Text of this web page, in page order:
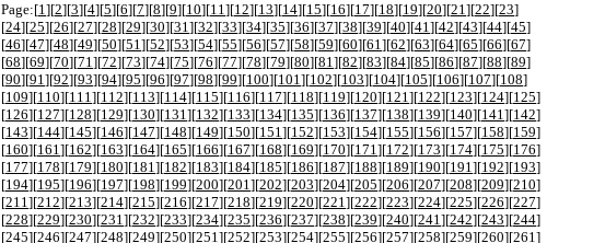
Page:[1][2][3][4][5][6][7][8][9][10][11][12][13][14][15][16][17][18][19][20][21][22][23]
[24][25][26][27][28][29][30][31][32][33][34][35][36][37][38][39][40][41][42][43][44][45]
[46][47][48][49][50][51][52][53][54][55][56][57][58][59][60][61][62][63][64][65][66][67]
[68][69][70][71][72][73][74][75][76][77][78][79][80][81][82][83][84][85][86][87][88][89]
[90][91][92][93][94][95][96][97][98][99][100][101][102][103][104][105][106][107][108]
[109][110][111][112][113][114][115][116][117][118][119][120][121][122][123][124][125]
[126][127][128][129][130][131][132][133][134][135][136][137][138][139][140][141][142]
[143][144][145][146][147][148][149][150][151][152][153][154][155][156][157][158][159]
[160][161][162][163][164][165][166][167][168][169][170][171][172][173][174][175][176]
[177][178][179][180][181][182][183][184][185][186][187][188][189][190][191][192][193]
[194][195][196][197][198][199][200][201][202][203][204][205][206][207][208][209][210]
[211][212][213][214][215][216][217][218][219][220][221][222][223][224][225][226][227]
[228][229][230][231][232][233][234][235][236][237][238][239][240][241][242][243][244]
[245][246][247][248][249][250][251][252][253][254][255][256][257][258][259][260][261]